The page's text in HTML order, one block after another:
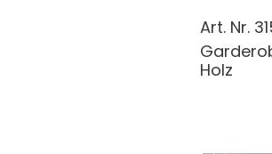
Art. Nr.
Holz